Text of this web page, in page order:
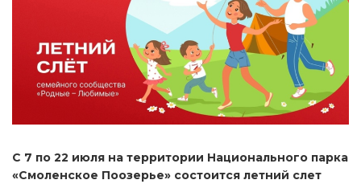
С 7 по 22 июля на территории Национального парка
«Смоленское Поозерье» состоится летний слет